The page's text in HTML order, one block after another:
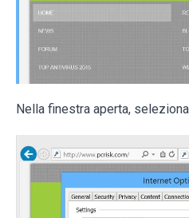
Nella finestra aperta,